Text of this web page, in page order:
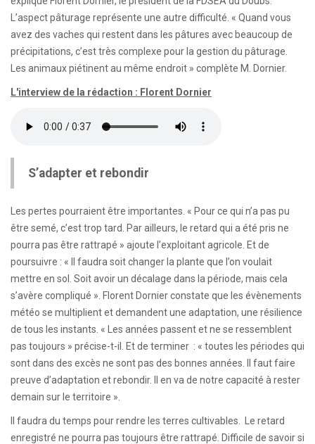
L’aspect pâturage représente une autre difficulté. « Quand vous
avez des vaches qui restent dans les pâtures avec beaucoup de
précipitations, c’est très complexe pour la gestion du pâturage.
Les animaux piétinent au même endroit » complète M. Dornier.
L'interview de la rédaction : Florent Dornier
S’adapter et rebondir
Les pertes pourraient être importantes. « Pour ce qui n’a pas pu
être semé, c’est trop tard. Par ailleurs, le retard qui a été pris ne
pourra pas être rattrapé » ajoute l’exploitant agricole. Et de
poursuivre : « Il faudra soit changer la plante que l’on voulait
mettre en sol. Soit avoir un décalage dans la période, mais cela
s’avère compliqué ». Florent Dornier constate que les évènements
météo se multiplient et demandent une adaptation, une résilience
de tous les instants. « Les années passent et ne se ressemblent
pas toujours » précise-t-il. Et de terminer : « toutes les périodes qui
sont dans des excès ne sont pas des bonnes années. Il faut faire
preuve d’adaptation et rebondir. Il en va de notre capacité à rester
demain sur le territoire ».
Il faudra du temps pour rendre les terres cultivables. Le retard
enregistré ne pourra pas toujours être rattrapé. Difficile de savoir si